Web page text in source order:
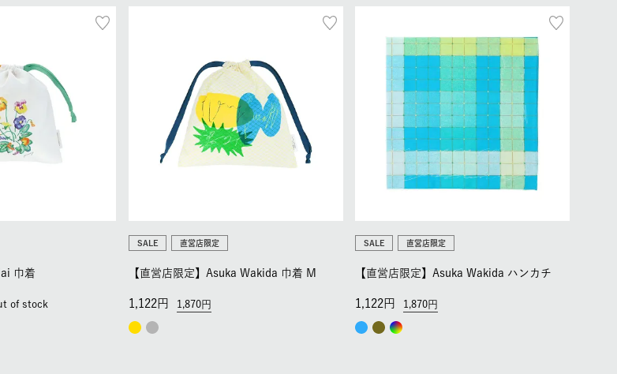
巾着
of stock
SALE 直営店限定
【直営店限定】Asuka Wakida 巾着 M
1,870
1,122
SALE 直営店限定
【直営店限定】Asuka Wakida ハンカチ
1,870
1,122